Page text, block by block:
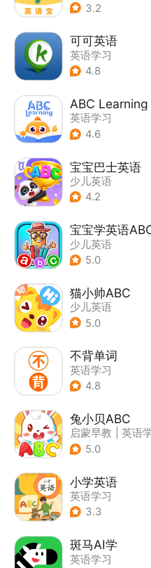
3.2
可可英语
英语学习
4.8
ABC Learning
英语学习
4.6
宝宝巴士英语
少儿英语
4.2
宝宝学英语
少儿英语
5.0
猫小帅ABC
少儿英语
5.0
不背单词
英语学习
4.8
兔小贝ABC
启蒙早教
英语
5.0
小学英语
英语学习
3.3
斑马AI学
英语学习